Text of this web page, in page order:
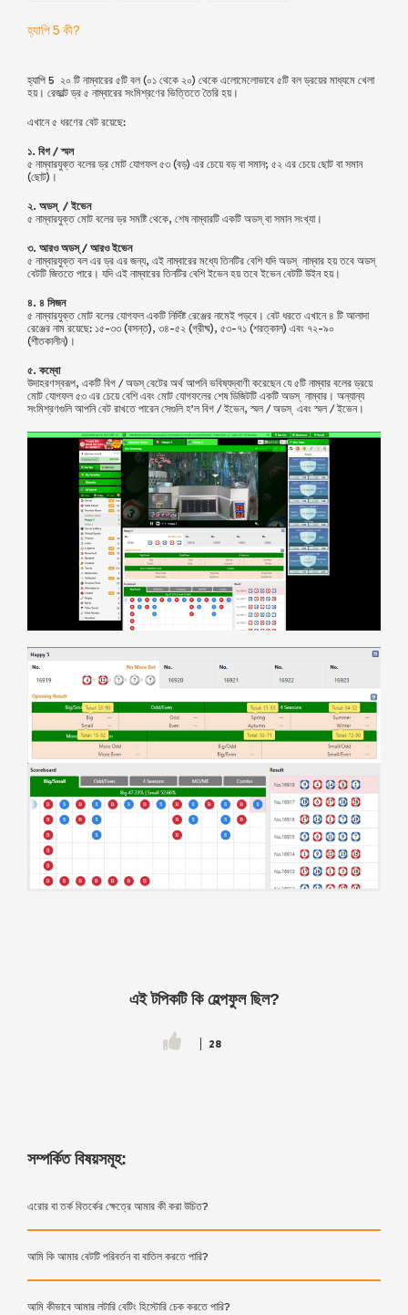
হ্যাপি 5 কী?
হ্যাপি 5 ২০ টি নাম্বারের ৫টি বল (০১ থেকে ২০) থেকে এলোমেলোভাবে ৫টি বল ড্রয়ের মাধ্যমে খেলা
হয়। রেজাল্ট ড্র ৫ নাম্বারের সংমিশ্রণের ভিত্তিতে তৈরি হয়।
এখানে ৫ ধরণের বেট রয়েছে:
১. বিগ / স্মল
৫ নাম্বারযুক্ত বলের ড্র মোট যোগফল ৫৩ (বড়) এর চেয়ে বড় বা সমান; ৫২ এর চেয়ে ছোট বা সমান
(ছোট)।
২. অডস্‌ / ইভেন
৫ নাম্বারযুক্ত মোট বলের ড্র সমষ্টি থেকে, শেষ নাম্বারটি একটি অডস্‌ বা সমান সংখ্যা।
৩. আরও অডস্‌ / আরও ইভেন
৫ নাম্বারযুক্ত বল এর ড্র এর জন্য, এই নাম্বারের মধ্যে তিনটির বেশি যদি অডস্‌ নাম্বার হয় তবে অডস্‌
বেটটি জিততে পারে। যদি এই নাম্বারের তিনটির বেশি ইভেন হয় তবে ইভেন বেটটি উইন হয়।
৪. ৪ সিজন
৫ নাম্বারযুক্ত মোট বলের যোগফল একটি নির্দিষ্ট রেঞ্জের নামেই পড়বে। বেট ধরতে এখানে ৪ টি আলাদা
রেঞ্জের নাম রয়েছে: ১৫-৩৩ (বসন্ত), ৩৪-৫২ (গ্রীষ্ম), ৫৩-৭১ (শরত্কাল) এবং ৭২-৯০
(শীতকালীন)।
৫. কম্বো
উদাহরণস্বরূপ, একটি বিগ / অডস্‌ বেটের অর্থ আপনি ভবিষ্যদ্বাণী করেছেন যে ৫টি নাম্বার বলের ড্রয়ে
মোট যোগফল ৫৩ এর চেয়ে বেশি এবং মোট যোগফলের শেষ ডিজিটটি একটি অডস্‌ নাম্বার। অন্যান্য
সংমিশ্রণগুলি আপনি বেট রাখতে পারেন সেগুলি হ’ল বিগ / ইভেন, স্মল / অডস্‌ এবং স্মল / ইভেন।
এই টপিকটি কি হেল্পফুল ছিল?
28
সম্পর্কিত বিষয়সমূহ:
এরোর বা তর্ক বিতর্কের ক্ষেত্রে আমার কী করা উচিত?
আমি কি আমার বেটটি পরিবর্তন বা বাতিল করতে পারি?
আমি কীভাবে আমার লটারি বেটিং হিস্টোরি চেক করতে পারি?